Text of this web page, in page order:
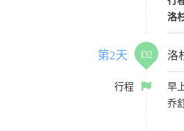
洛
第2天 D2 洛
行程
早
乔